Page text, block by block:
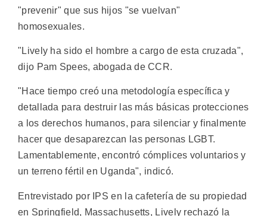
"prevenir" que sus hijos "se vuelvan"
homosexuales.
"Lively ha sido el hombre a cargo de esta cruzada",
dijo Pam Spees, abogada de CCR.
"Hace tiempo creó una metodología específica y
detallada para destruir las más básicas protecciones
a los derechos humanos, para silenciar y finalmente
hacer que desaparezcan las personas LGBT.
Lamentablemente, encontró cómplices voluntarios y
un terreno fértil en Uganda", indicó.
Entrevistado por IPS en la cafetería de su propiedad
en Springfield, Massachusetts, Lively rechazó la